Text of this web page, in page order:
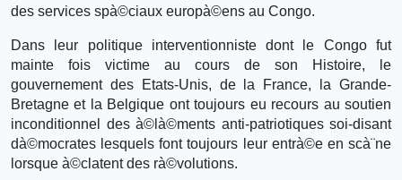
des services spà©ciaux europà©ens au Congo.
Dans leur politique interventionniste dont le Congo fut
mainte fois victime au cours de son Histoire, le
gouvernement des Etats-Unis, de la France, la Grande-
Bretagne et la Belgique ont toujours eu recours au soutien
inconditionnel des à©là©ments anti-patriotiques soi-disant
dà©mocrates lesquels font toujours leur entrà©e en scà¨ne
lorsque à©clatent des rà©volutions.